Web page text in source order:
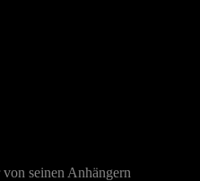
seinen Anhängern